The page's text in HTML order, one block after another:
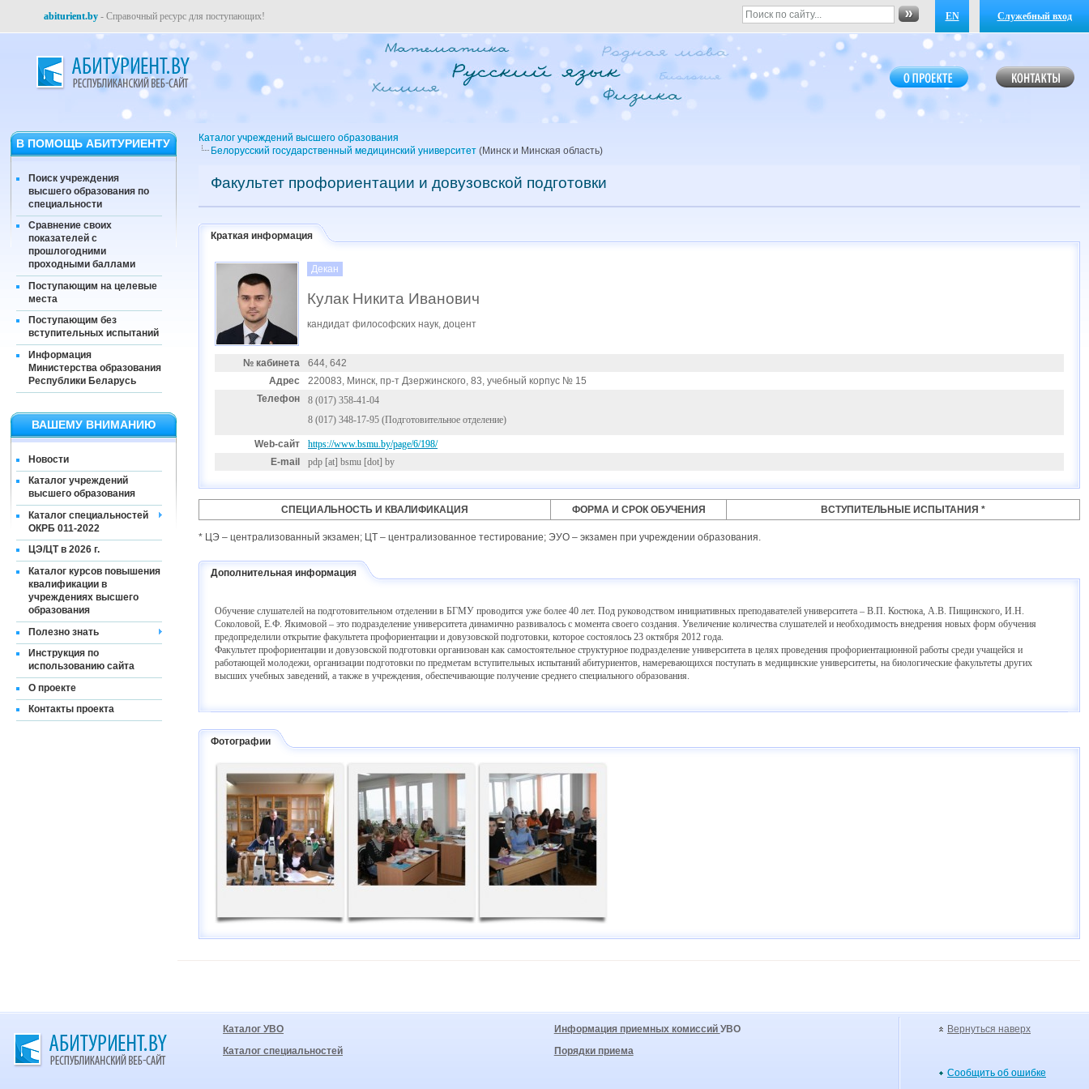
EN Служебный вход
abiturient.by - Справочный ресурс для поступающих!
В ПОМОЩЬ АБИТУРИЕНТУ
Поиск учреждения
высшего образования по
специальности
Сравнение своих
показателей с
прошлогодними
проходными баллами
Поступающим на целевые
места
Поступающим без
вступительных испытаний
Информация
Министерства образования
Республики Беларусь
ВАШЕМУ ВНИМАНИЮ
Новости
Каталог учреждений
высшего образования
Каталог специальностей
ОКРБ 011-2022
ЦЭ/ЦТ в 2026 г.
Каталог курсов повышения
квалификации в
учреждениях высшего
образования
Полезно знать
Инструкция по
использованию сайта
О проекте
Контакты проекта
Каталог учреждений высшего образования
Белорусский государственный медицинский университет (Минск и Минская область)
Факультет профориентации и довузовской подготовки
Краткая информация
Декан
Кулак Никита Иванович
кандидат философских наук, доцент
№ кабинета
644, 642
Адрес
220083, Минск, пр-т Дзержинского, 83, учебный корпус № 15
Телефон
8 (017) 358-41-04
8 (017) 348-17-95 (Подготовительное отделение)
Web-сайт
https://www.bsmu.by/page/6/198/
E-mail
pdp [at] bsmu [dot] by
СПЕЦИАЛЬНОСТЬ И КВАЛИФИКАЦИЯ ФОРМА И СРОК ОБУЧЕНИЯ ВСТУПИТЕЛЬНЫЕ ИСПЫТАНИЯ *
* ЦЭ – централизованный экзамен; ЦТ – централизованное тестирование; ЭУО – экзамен при учреждении образования.
Дополнительная информация
Обучение слушателей на подготовительном отделении в БГМУ проводится уже более 40 лет. Под руководством инициативных преподавателей университета – В.П. Костюка, А.В. Пищинского, И.Н.
Соколовой, Е.Ф. Якимовой – это подразделение университета динамично развивалось с момента своего создания. Увеличение количества слушателей и необходимость внедрения новых форм обучения
предопределили открытие факультета профориентации и довузовской подготовки, которое состоялось 23 октября 2012 года.
Факультет профориентации и довузовской подготовки организован как самостоятельное структурное подразделение университета в целях проведения профориентационной работы среди учащейся и
работающей молодежи, организации подготовки по предметам вступительных испытаний абитуриентов, намеревающихся поступать в медицинские университеты, на биологические факультеты других
высших учебных заведений, а также в учреждения, обеспечивающие получение среднего специального образования.
Фотографии
Вернуться наверх
Сообщить об ошибке
Каталог УВО
Каталог специальностей
Информация приемных комиссий УВО
Порядки приема